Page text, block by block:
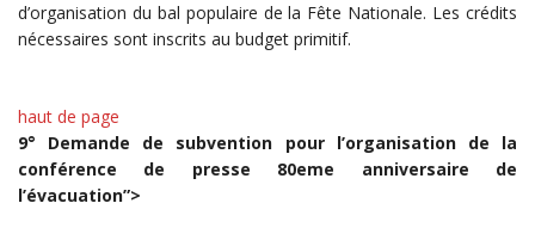
d’organisation du bal populaire de la Fête Nationale. Les crédits
nécessaires sont inscrits au budget primitif.
haut de page
9° Demande de subvention pour l’organisation de la
conférence de presse 80eme anniversaire de
l’évacuation”>